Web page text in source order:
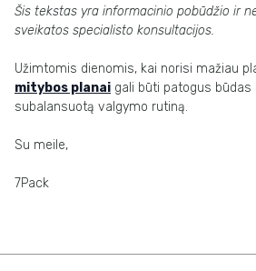
Šis tekstas yra informacinio pobūdžio ir
sveikatos specialisto konsultacijos.
Užimtomis dienomis, kai norisi mažiau
mitybos planai gali būti patogus būdas
subalansuotą valgymo rutiną.
Su meile,
7Pack